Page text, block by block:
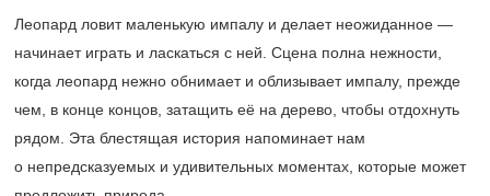
Леопард ловит маленькую импалу и делает неожиданное —
начинает играть и ласкаться с ней. Сцена полна нежности,
когда леопард нежно обнимает и облизывает импалу, прежде
чем, в конце концов, затащить её на дерево, чтобы отдохнуть
рядом. Эта блестящая история напоминает нам
о непредсказуемых и удивительных моментах, которые может